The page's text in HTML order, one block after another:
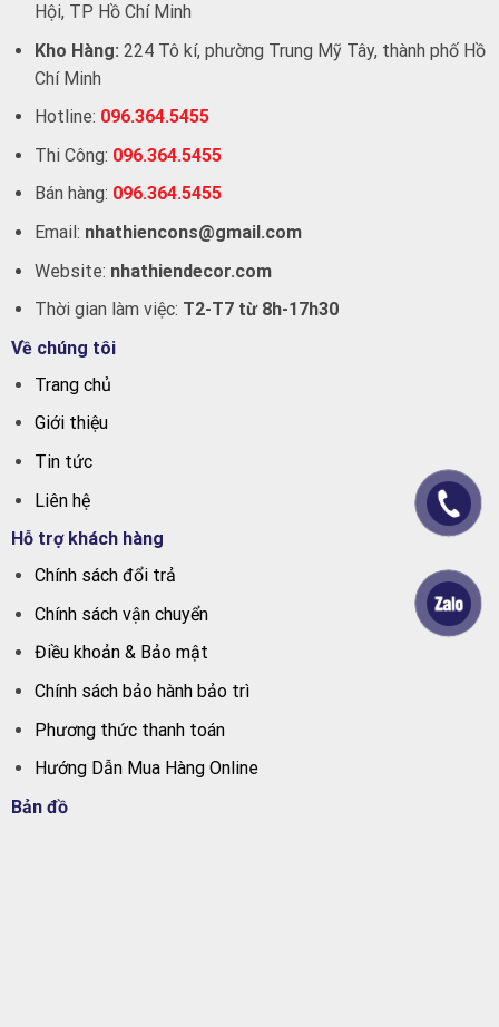
Hội, TP Hồ Chí Minh
Kho Hàng: 224 Tô kí, phường Trung Mỹ Tây, thành phố Hồ
Chí Minh
Hotline: 096.364.5455
Thi Công: 096.364.5455
Bán hàng: 096.364.5455
Email: nhathiencons@gmail.com
Website: nhathiendecor.com
Thời gian làm việc: T2-T7 từ 8h-17h30
Về chúng tôi
Trang chủ
Giới thiệu
Tin tức
Liên hệ
Hỗ trợ khách hàng
Chính sách đổi trả
Chính sách vận chuyển
Điều khoản & Bảo mật
Chính sách bảo hành bảo trì
Phương thức thanh toán
Hướng Dẫn Mua Hàng Online
Bản đồ